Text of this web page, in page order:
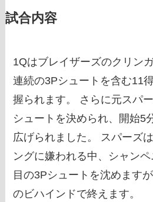
試合内容
1Qはブレイザーズのクリン
連続の3Pシュートを含む11
握られます。 さらに元スパ
シュートを決められ、開始5
広げられました。 スパーズ
ングに嫌われる中、シャン
目の3Pシュートを沈めます
のビハインドで終えます。